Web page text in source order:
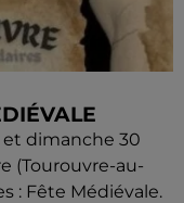
et dimanche 30
(Tourouvre-au-
: Fête Médiévale.